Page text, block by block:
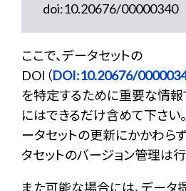
doi:10.20676/00000340
ここで、データセットの
DOI（DOI:10.20676/
を特定するために重要な情報
にはできるだけ含めて下さい
ータセットの更新にかかわら
タセットのバージョン管理は行
また可能な場合には、データ